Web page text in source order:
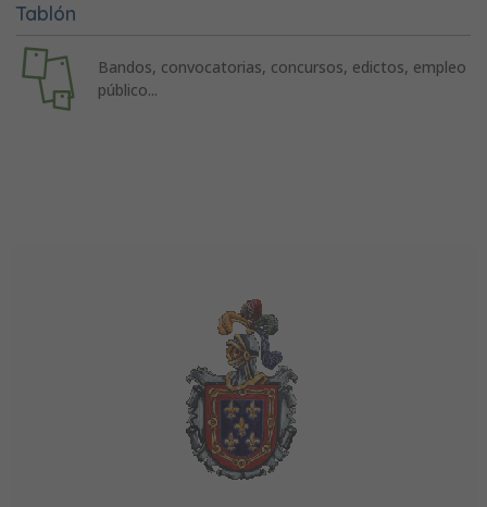
Tablón
Bandos, convocatorias, concursos, edictos, empleo
público...